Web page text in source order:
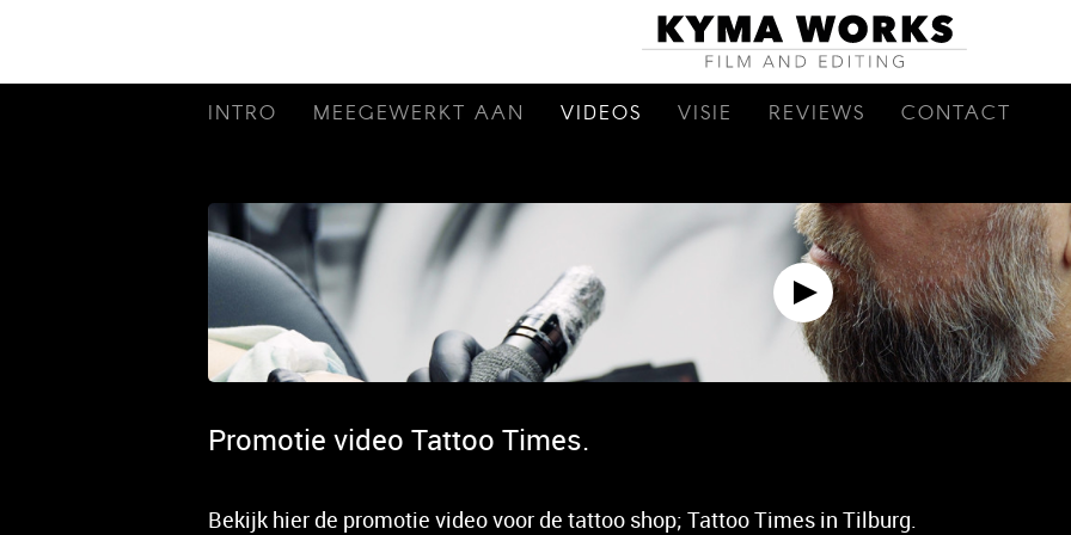
INTRO MEEGEWERKT AAN VIDEOS VISIE REVIEWS CONTACT
Promotie video Tattoo Times.
Bekijk hier de promotie video voor de tattoo shop; Tattoo Times in Tilburg.